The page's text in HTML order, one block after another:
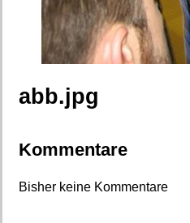
abb.jpg
Kommentare
Bisher keine Kommentare